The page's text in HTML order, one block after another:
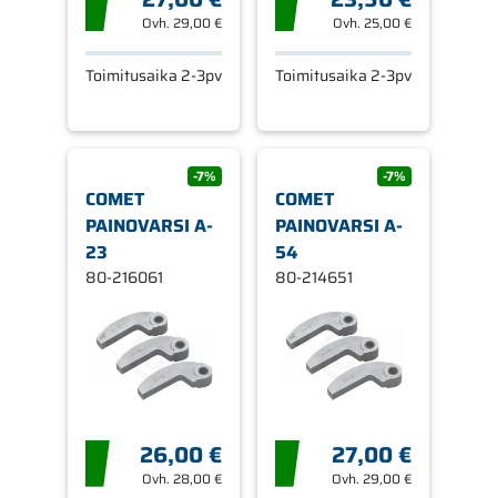
Ovh. 29,00 €
Toimitusaika 2-3pv
Ovh.25,00 €
Toimitusaika 2-3pv
-7%
COMET
PAINOVARSI A-
23
80-216061
26,00 €
Ovh. 28,00 €
-7%
COMET
PAINOVARSI A-
54
80-214651
27,00 €
Ovh.29,00 €